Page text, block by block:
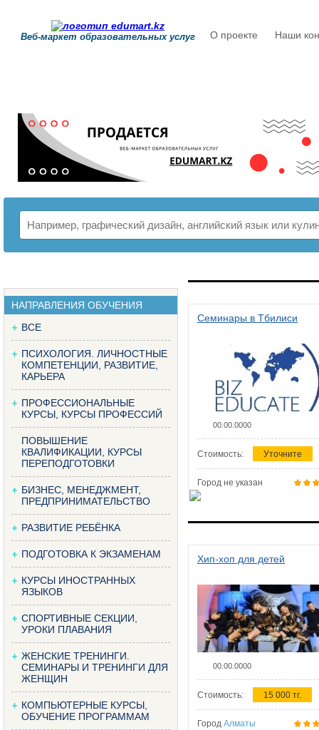
Веб-маркет образовательных услуг О проекте Наши
НАПРАВЛЕНИЯ ОБУЧЕНИЯ
ВСЕ
ПСИХОЛОГИЯ. ЛИЧНОСТНЫЕ
КОМПЕТЕНЦИИ, РАЗВИТИЕ,
КАРЬЕРА
ПРОФЕССИОНАЛЬНЫЕ
КУРСЫ, КУРСЫ ПРОФЕССИЙ
ПОВЫШЕНИЕ
КВАЛИФИКАЦИИ, КУРСЫ
ПЕРЕПОДГОТОВКИ
БИЗНЕС, МЕНЕДЖМЕНТ,
ПРЕДПРИНИМАТЕЛЬСТВО
РАЗВИТИЕ РЕБЁНКА
ПОДГОТОВКА К ЭКЗАМЕНАМ
КУРСЫ ИНОСТРАННЫХ
ЯЗЫКОВ
СПОРТИВНЫЕ СЕКЦИИ,
УРОКИ ПЛАВАНИЯ
ЖЕНСКИЕ ТРЕНИНГИ.
СЕМИНАРЫ И ТРЕНИНГИ ДЛЯ
ЖЕНЩИН
КОМПЬЮТЕРНЫЕ КУРСЫ,
ОБУЧЕНИЕ ПРОГРАММАМ
Семинары в Тбилиси
00.00.0000
Стоимость: Уточните
Город не указан
Хип-хоп для детей
00.00.0000
Стоимость: 15 000 тг.
Город Алматы